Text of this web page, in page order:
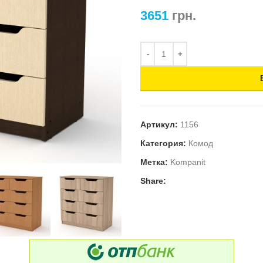
3651 грн.
Артикул: 1156
Категория: Комод
Метка: Kompanit
Share: